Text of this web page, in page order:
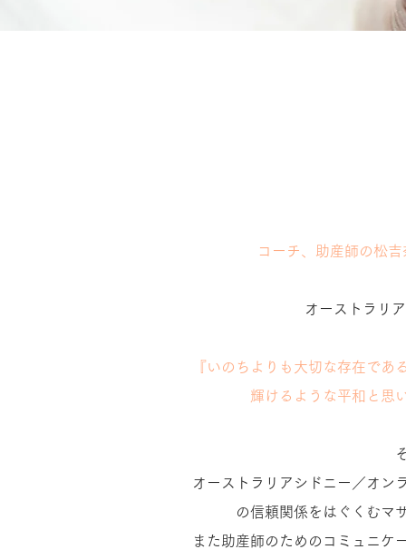
コーチ、助産師の松
オーストラリ
『いのちよりも大切な存在で
輝けるような平和と思
オーストラリアシドニー／オン
の信頼関係をはぐくむマ
また助産師のためのコミュニケ